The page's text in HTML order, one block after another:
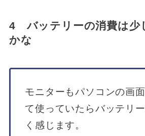
4 バッテリーの消費は少
かな
モニターもパソコンの画
て使っていたらバッテリ
く感じます。